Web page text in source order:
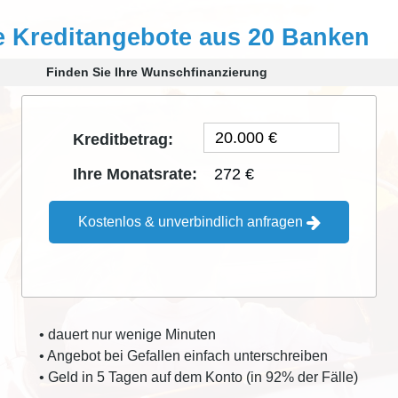
Kreditangebote aus 20 Banken
Finden Sie Ihre Wunschfinanzierung
Kreditbetrag:
Ihre Monatsrate:
272 €
Kostenlos & unverbindlich anfragen
• dauert nur wenige Minuten
• Angebot bei Gefallen einfach unterschreiben
• Geld in 5 Tagen auf dem Konto (in 92% der Fälle)